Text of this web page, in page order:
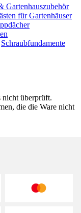
Gartenhauszubehör
für Gartenhäuser
Schraubfundamente
überprüft.
die die Ware nicht